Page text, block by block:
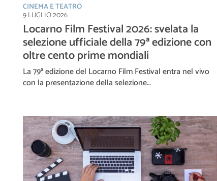
CINEMA E TEATRO
9 LUGLIO 2026
Locarno Film Festival 2026: svelata la
selezione ufficiale della 79ª edizione con
oltre cento prime mondiali
La 79ª edizione del Locarno Film Festival entra nel vivo
con la presentazione della selezione…